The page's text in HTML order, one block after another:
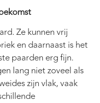
Ze kunnen vrij
en daarnaast is het
paarden erg fijn.
lang niet zoveel als
zijn vlak, vaak